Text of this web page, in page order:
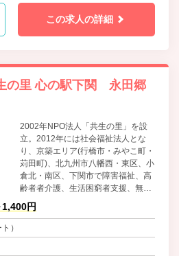
この求人の詳細
の里 心の駅下関 永田郷
2002年NPO法人「共生の里」を設
立。2012年には社会福祉法人とな
り、京築エリア(行橋市・みやこ町・
苅田町)、北九州市八幡西・東区、小
倉北・南区、下関市で障害福祉、高
齢者者介護、生活困窮者支援、無料
低額/日常生活住居支援施設、訪問看
護等のサービスを広げる。発足当初
きたことは「少し大変な事、他法人
円
）